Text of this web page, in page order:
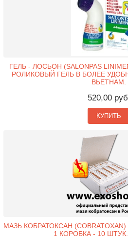
ГЕЛЬ - ЛОСЬОН (SALONPAS
РОЛИКОВЫЙ ГЕЛЬ В БОЛЕЕ
ВЬЕТНАМ.
520,00
КУПИТЬ
МАЗЬ КОБРАТОКСАН
1 КОРОБКА - 10